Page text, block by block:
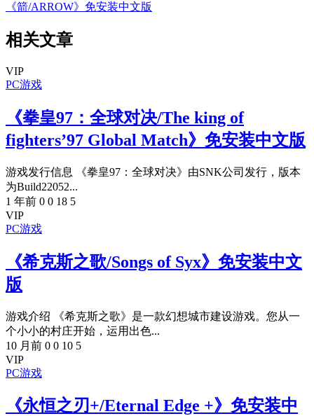
《箭/ARROW》免安装中文版
相关文章
VIP
PC游戏
《拳皇97：全球对决/The king of
fighters’97 Global Match》免安装中文版
游戏发行信息 《拳皇97：全球对决》由SNK公司发行，版本
为Build22052...
1 年前 0 0 18 5
VIP
PC游戏
《希克斯之歌/Songs of Syx》免安装中文
版
游戏介绍 《希克斯之歌》是一款幻想城市建设游戏。您从一
个小小的村庄开始，运用出色...
10 月前 0 0 10 5
VIP
PC游戏
《永恒之刃+/Eternal Edge +》免安装中